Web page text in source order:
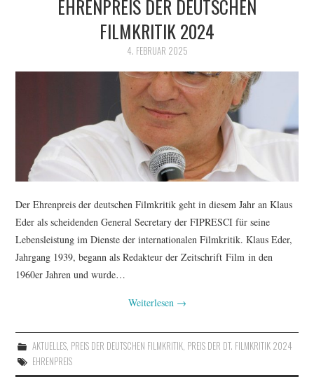
EHRENPREIS DER DEUTSCHEN
FILMKRITIK 2024
4. FEBRUAR 2025
Der Ehrenpreis der deutschen Filmkritik geht in diesem Jahr an Klaus
Eder als scheidenden General Secretary der FIPRESCI für seine
Lebensleistung im Dienste der internationalen Filmkritik. Klaus Eder,
Jahrgang 1939, begann als Redakteur der Zeitschrift Film in den
1960er Jahren und wurde…
Weiterlesen →
AKTUELLES, PREIS DER DEUTSCHEN FILMKRITIK, PREIS DER DT. FILMKRITIK 2024
EHRENPREIS